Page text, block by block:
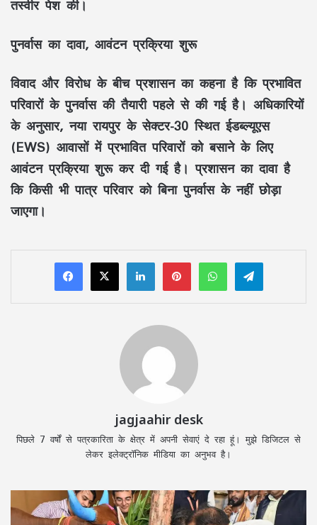
पुनर्वास का दावा, आवंटन प्रक्रिया शुरू
विवाद और विरोध के बीच प्रशासन का कहना है कि प्रभावित
परिवारों के पुनर्वास की तैयारी पहले से की गई है। अधिकारियों
के अनुसार, नया रायपुर के सेक्टर-30 स्थित ईडब्ल्यूएस
(EWS) आवासों में प्रभावित परिवारों को बसाने के लिए
आवंटन प्रक्रिया शुरू कर दी गई है। प्रशासन का दावा है
कि किसी भी पात्र परिवार को बिना पुनर्वास के नहीं छोड़ा
जाएगा।
LinkedInPinterestWhatsAppTelegram
jagjaahir desk
पिछले 7 वर्षों से पत्रकारिता के क्षेत्र में अपनी सेवाएं दे रहा हूं। मुझे डिजिटल से
लेकर इलेक्ट्रॉनिक मीडिया का अनुभव है।